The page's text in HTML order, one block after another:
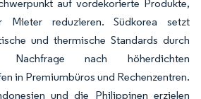
auf vordekorierte Produkte,
Mieter reduzieren. Südkorea setzt
und thermische Standards durch
nach höherdichten
in Premiumbüros und Rechenzentren.
und die Philippinen erzielen